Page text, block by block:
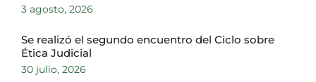
3 agosto, 2026
Se realizó el segundo encuentro del Ciclo sobre
Ética Judicial
30 julio, 2026